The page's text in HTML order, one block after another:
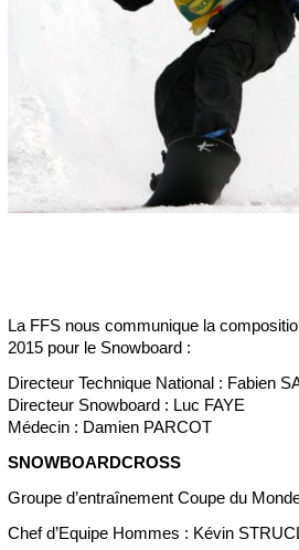
La FFS nous communique la
2015 pour le Snowboard :
Directeur Technique National : Fabien
Directeur Snowboard : Luc FAYE
Médecin : Damien PARCOT
SNOWBOARDCROSS
Groupe d’entraînement Coupe du
Chef d’Equipe Hommes : Kévin